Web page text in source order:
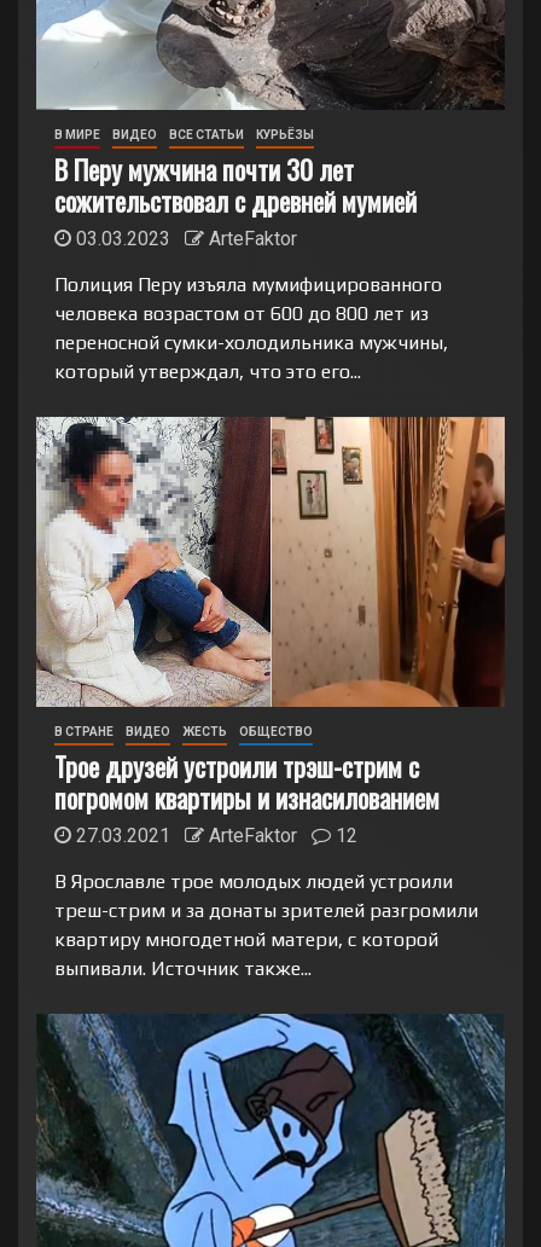
В МИРЕ ВИДЕО ВСЕ СТАТЬИ КУРЬЁЗЫ
В Перу мужчина почти 30 лет
сожительствовал с древней мумией
03.03.2023
ArteFaktor
Полиция Перу изъяла мумифицированного
человека возрастом от 600 до 800 лет из
переносной сумки-холодильника мужчины,
который утверждал, что это его...
В СТРАНЕ ВИДЕО ЖЕСТЬ ОБЩЕСТВО
Трое друзей устроили трэш-стрим с
погромом квартиры и изнасилованием
27.03.2021 ArteFaktor
12
В Ярославле трое молодых людей устроили
треш-стрим и за донаты зрителей разгромили
квартиру многодетной матери, с которой
выпивали. Источник также...